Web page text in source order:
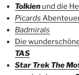
Tolkien und die
Picards
Badmirals
Die
TAS
Star Trek The